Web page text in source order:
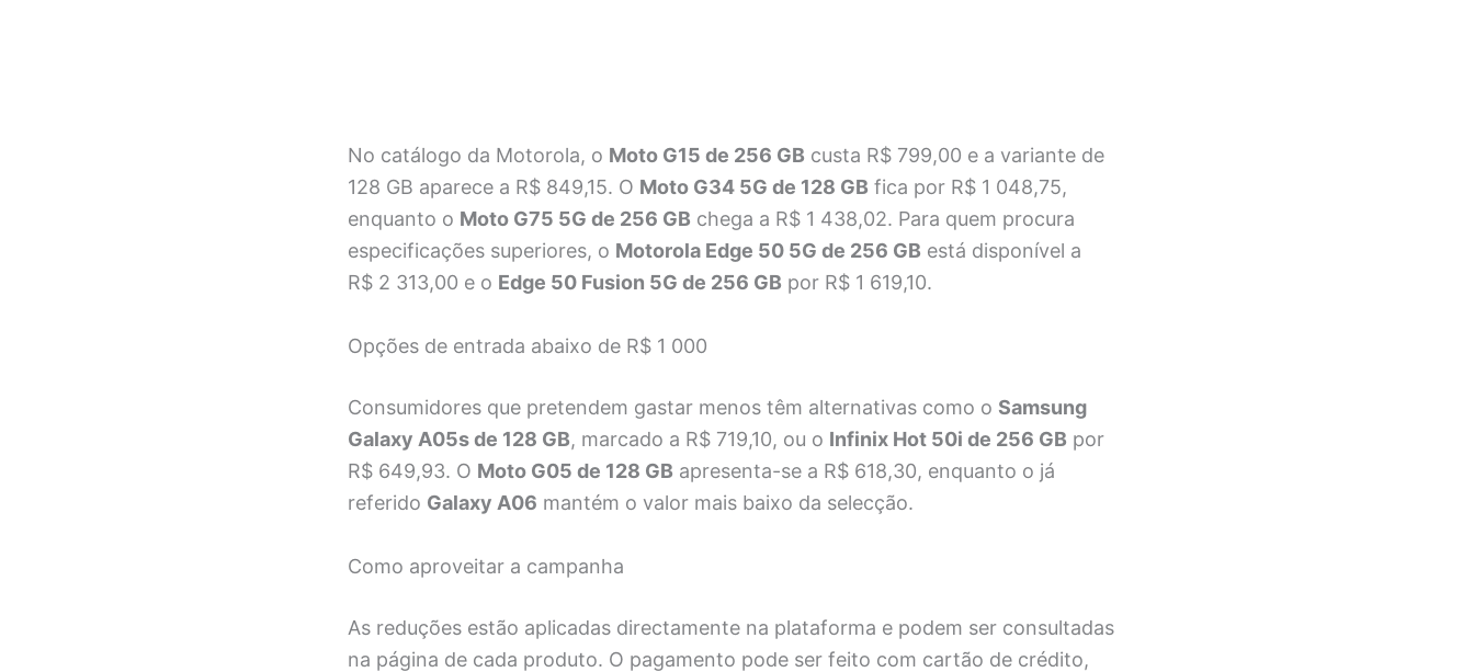
No catálogo da Motorola, o Moto G15 de 256 GB custa R$ 799,00 e a variante de
128 GB aparece a R$ 849,15. O Moto G34 5G de 128 GB fica por R$ 1 048,75,
enquanto o Moto G75 5G de 256 GB chega a R$ 1 438,02. Para quem procura
especificações superiores, o Motorola Edge 50 5G de 256 GB está disponível a
R$ 2 313,00 e o Edge 50 Fusion 5G de 256 GB por R$ 1 619,10.
Opções de entrada abaixo de R$ 1 000
Consumidores que pretendem gastar menos têm alternativas como o Samsung
Galaxy A05s de 128 GB, marcado a R$ 719,10, ou o Infinix Hot 50i de 256 GB por
R$ 649,93. O Moto G05 de 128 GB apresenta-se a R$ 618,30, enquanto o já
referido Galaxy A06 mantém o valor mais baixo da selecção.
Como aproveitar a campanha
As reduções estão aplicadas directamente na plataforma e podem ser consultadas
na página de cada produto. O pagamento pode ser feito com cartão de crédito,